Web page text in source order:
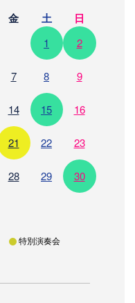
金 土 日
1 2
7 8 9
14 15 16
21 22 23
28 29 30
特別演奏会